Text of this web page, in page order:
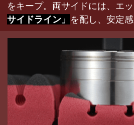
をキープ。両サイドには、エ
サイドライン」 を配し、安定感